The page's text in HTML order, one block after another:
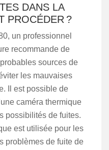
DANS LA
PROCÉDER ?
un professionnel
recommande de
sources de
les mauvaises
Il est possible de
caméra thermique
possibilités de fuites.
est utilisée pour les
problèmes de fuite de